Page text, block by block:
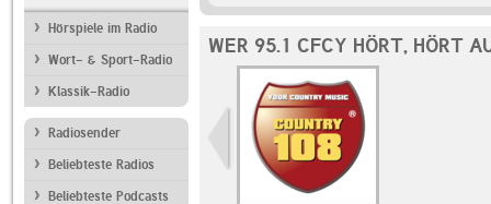
Hörspiele im Radio
Wort- & Sport-Radio
Klassik-Radio
Radiosender
Beliebteste Radios
Beliebteste Podcasts
WER 95.1 CFCY HÖRT, HÖRT